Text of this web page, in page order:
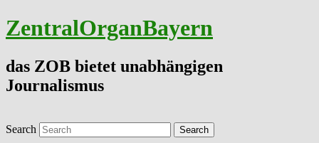
ZentralOrganBayern
das ZOB bietet unabhängigen
Journalismus
Search